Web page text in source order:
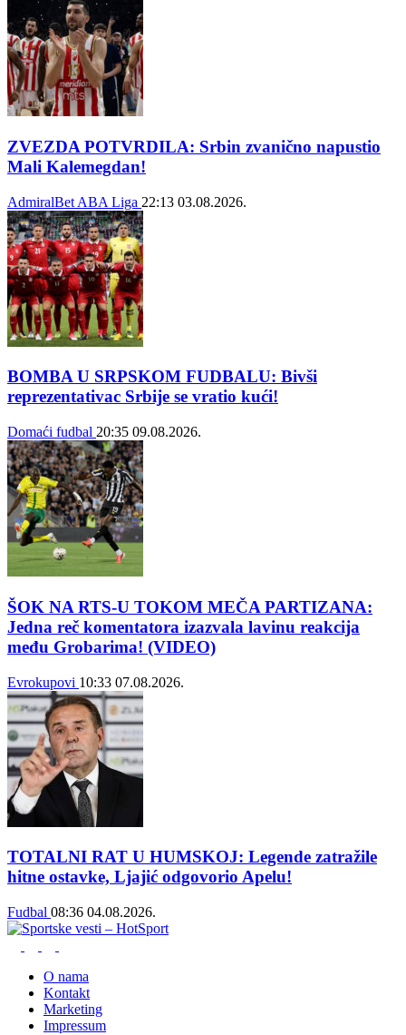
ZVEZDA POTVRDILA: Srbin zvanično napustio
Mali Kalemegdan!
AdmiralBet ABA Liga 22:13 03.08.2026.
BOMBA U SRPSKOM FUDBALU: Bivši
reprezentativac Srbije se vratio kući!
Domaći fudbal 20:35 09.08.2026.
ŠOK NA RTS-U TOKOM MEČA PARTIZANA:
Jedna reč komentatora izazvala lavinu reakcija
među Grobarima! (VIDEO)
Evrokupovi 10:33 07.08.2026.
TOTALNI RAT U HUMSKOJ: Legende zatražile
hitne ostavke, Ljajić odgovorio Apelu!
Fudbal 08:36 04.08.2026.
O nama
Kontakt
Marketing
Impressum